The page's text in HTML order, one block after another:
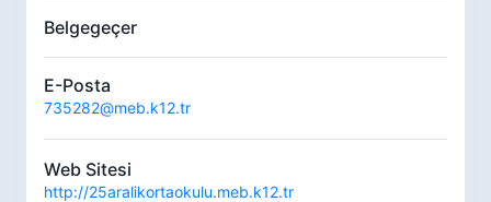
Belgegeçer
E-Posta
735282@meb.k12.tr
Web Sitesi
http://25aralikortaokulu.meb.k12.tr